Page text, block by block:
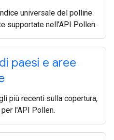
universale del polline
supportate nell'API Pollen.
paesi e aree
più recenti sulla copertura,
l'API Pollen.